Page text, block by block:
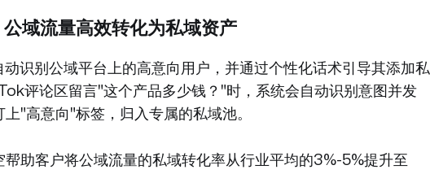
公域流量高效转化为私域资产
识别公域平台上的高意向用户，并通过个性化话术引导其添加私
评论区留言"这个产品多少钱？"时，系统会自动识别意图并发
"高意向"标签，归入专属的私域池。
帮助客户将公域流量的私域转化率从行业平均的3%-5%提升至